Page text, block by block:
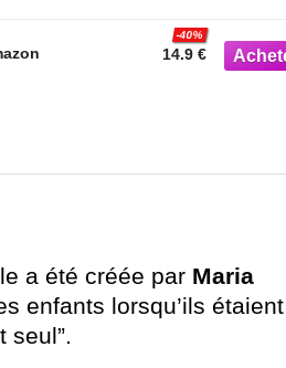
14.9 €
-40%
a été créée par Maria
enfants lorsqu’ils étaient
seul”.